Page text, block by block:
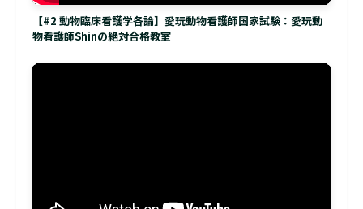
【#2 動物臨床看護学各論】愛玩動物看護師国家試験：愛玩動
物看護師Shinの絶対合格教室